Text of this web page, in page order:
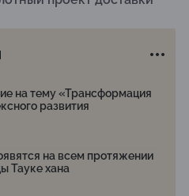
на тему «Трансформация
развития
на всем протяжении
Тауке хана